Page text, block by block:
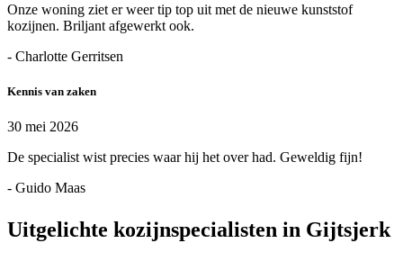
Onze woning ziet er weer tip top uit met de nieuwe kunststof
kozijnen. Briljant afgewerkt ook.
- Charlotte Gerritsen
Kennis van zaken
30 mei 2026
De specialist wist precies waar hij het over had. Geweldig fijn!
- Guido Maas
Uitgelichte kozijnspecialisten in Gijtsjerk